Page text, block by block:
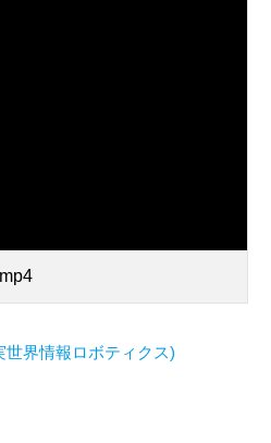
界情報ロボティクス)